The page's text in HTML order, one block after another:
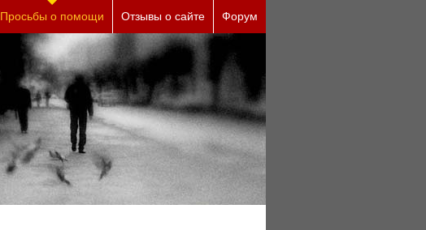
Просьбы о помощи Отзывы о сайте Форум